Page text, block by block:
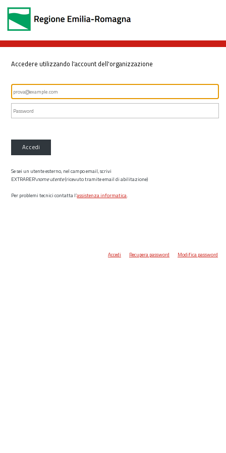
Accedere utilizzando l'account dell'organizzazione
Accedi
Se sei un utente esterno, nel campo email, scrivi
EXTRARER\nome utente(ricevuto tramite email di abilitazione)
Per problemi tecnici contatta l’assistenza informatica.
Accedi Recupera password Modifica password